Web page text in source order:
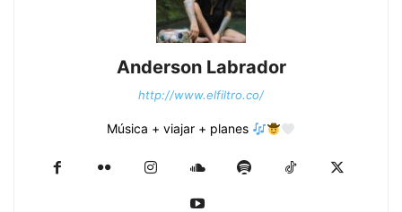
Anderson Labrador
http://www.elfiltro.co/
Música + viajar + planes